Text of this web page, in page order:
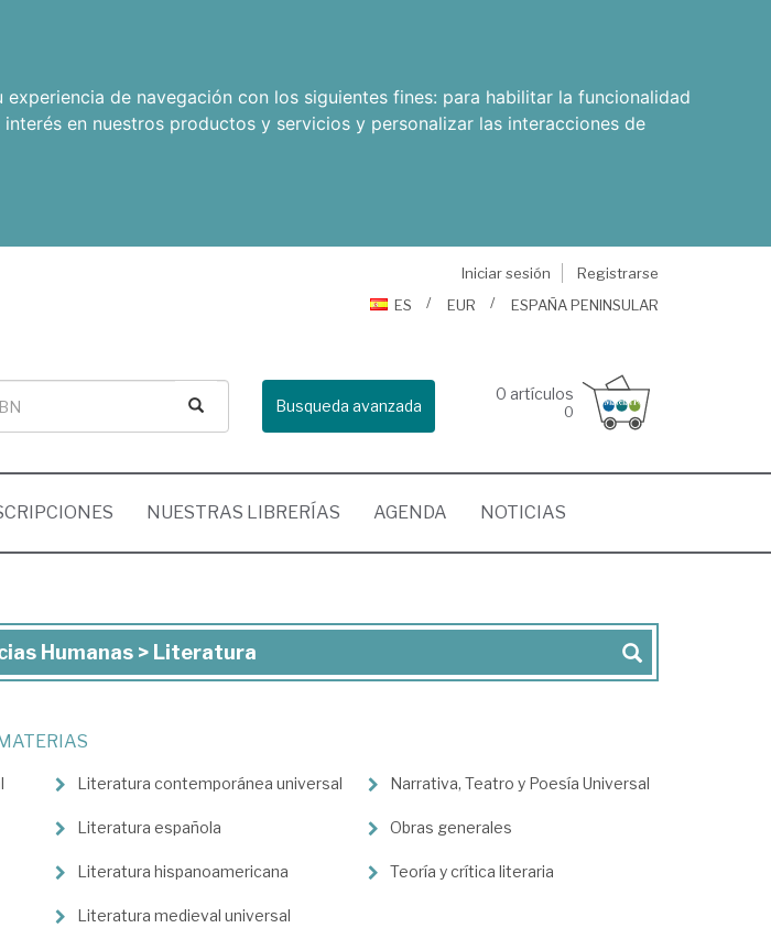
de navegación con los siguientes fines: para habilitar la funcionalidad
interés en nuestros productos y servicios y personalizar las interacciones de
Iniciar sesión
Registrarse
ES
EUR ESPAÑA PENINSULAR
Busqueda avanzada
0 artículos
0
NUESTRAS LIBRERÍAS AGENDA NOTICIAS
Humanas > Literatura
Literatura contemporánea universal
Literatura española
Literatura hispanoamericana
Literatura medieval universal
Narrativa, Teatro y Poesía Universal
Obras generales
Teoría y crítica literaria